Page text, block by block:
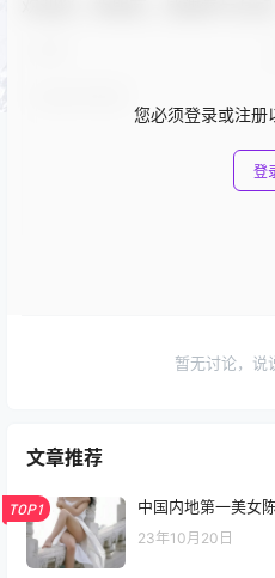
您必须登录或注册
登
暂无讨论，说
文章推荐
TOP1 中国内地第一美女
23年10月20日